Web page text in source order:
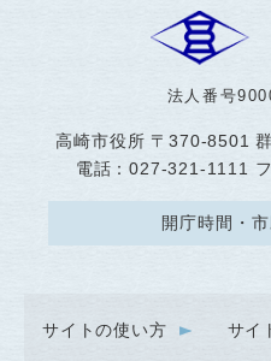
法人番号
高崎市役所 〒370-8501
電話：027-321-1111
開庁時間・
サイトの使い方 サイ